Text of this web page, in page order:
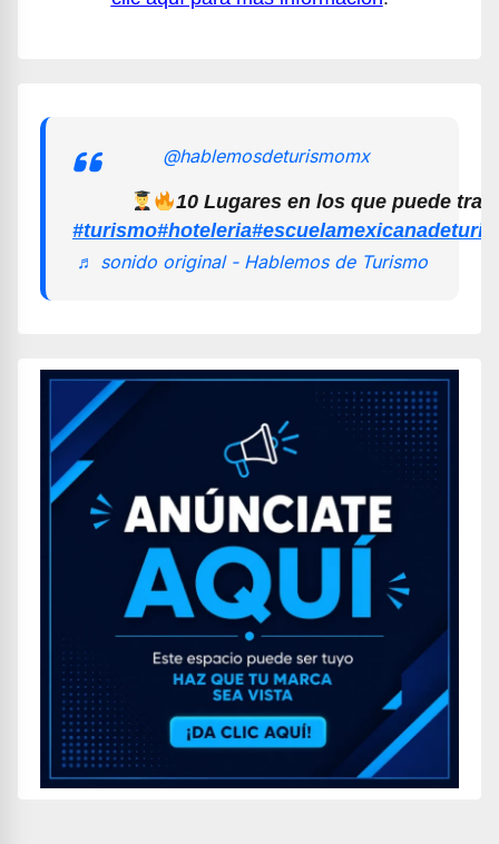
@hablemosdeturismomx
10 Lugares en los que puede
#turismo#hoteleria
♬ sonido original - Hablemos de Turismo